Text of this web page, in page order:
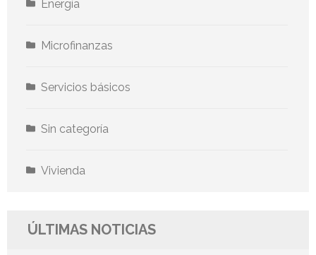
Energía
Microfinanzas
Servicios básicos
Sin categoría
Vivienda
ÚLTIMAS NOTICIAS